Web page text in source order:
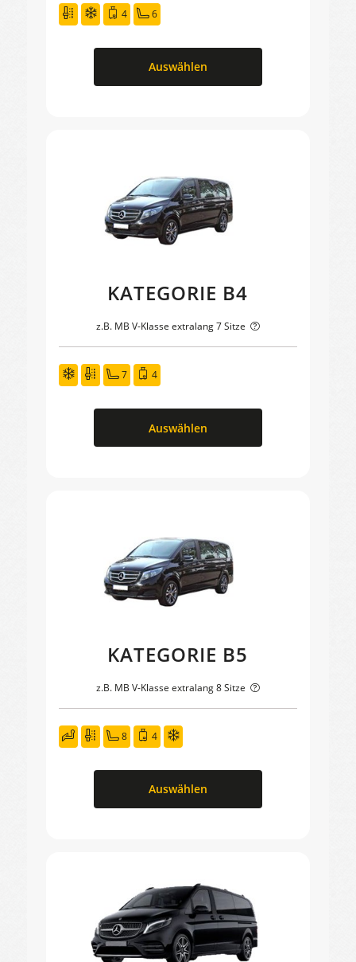
4 6
Auswählen
KATEGORIE B4
z.B. MB V-Klasse extralang 7 Sitze
7 4
Auswählen
KATEGORIE B5
z.B. MB V-Klasse extralang 8 Sitze
8 4
Auswählen